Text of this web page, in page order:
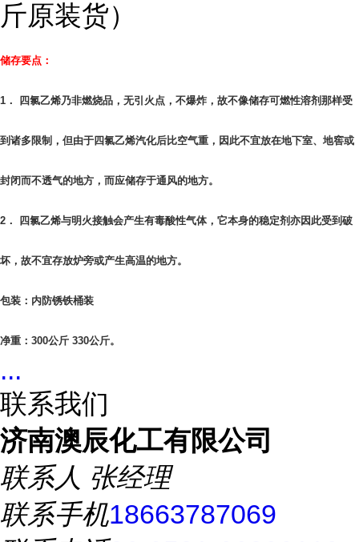
斤原装货）
储存要点：
1． 四氯乙烯乃非燃烧品，无引火点，不爆炸，故不像储存可燃性溶剂那样受
到诸多限制，但由于四氯乙烯汽化后比空气重，因此不宜放在地下室、地窖或
封闭而不透气的地方，而应储存于通风的地方。
2． 四氯乙烯与明火接触会产生有毒酸性气体，它本身的稳定剂亦因此受到破
坏，故不宜存放炉旁或产生高温的地方。
包装：内防锈铁桶装
净重：300公斤 330公斤。
...
联系我们
济南澳辰化工有限公司
联系人 张经理
联系手机18663787069